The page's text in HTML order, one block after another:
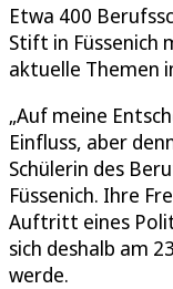
Etwa 400
Stift in Füssenich
aktuelle Themen
„Auf meine
Einfluss, aber
Schülerin des
Füssenich. Ihre
Auftritt eines
sich deshalb am
werde.